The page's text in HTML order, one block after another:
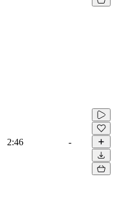
2:46 -